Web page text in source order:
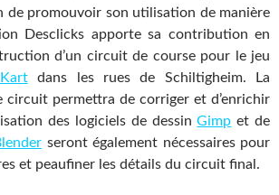
de promouvoir son utilisation de manière
Desclicks apporte sa contribution en
d’un circuit de course pour le jeu
dans les rues de Schiltigheim. La
circuit permettra de corriger et d’enrichir
des logiciels de dessinGimp et de
seront également nécessaires pour
et peaufiner les détails du circuit final.